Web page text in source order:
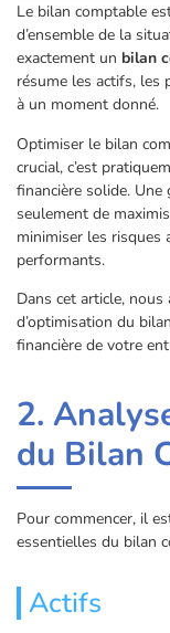
Le bilan comptable
d’ensemble de la
exactement un bilan
résume les actifs, les
à un moment donné.
Optimiser le bilan
crucial, c’est
financière solide.
seulement de
minimiser les risques
performants.
Dans cet article,
d’optimisation du
financière de votre
2.
du Bilan
Pour commencer, il
essentielles du bilan
Actifs